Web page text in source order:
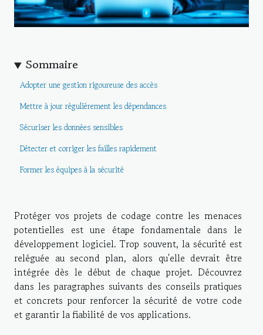
Sommaire
Adopter une gestion rigoureuse des accès
Mettre à jour régulièrement les dépendances
Sécuriser les données sensibles
Détecter et corriger les failles rapidement
Former les équipes à la sécurité
Protéger vos projets de codage contre les menaces
potentielles est une étape fondamentale dans le
développement logiciel. Trop souvent, la sécurité est
reléguée au second plan, alors qu'elle devrait être
intégrée dès le début de chaque projet. Découvrez
dans les paragraphes suivants des conseils pratiques
et concrets pour renforcer la sécurité de votre code
et garantir la fiabilité de vos applications.